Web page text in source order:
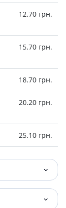
12.70 грн.
15.70 грн.
18.70 грн.
20.20 грн.
25.10 грн.
56.10 грн.
65 грн.